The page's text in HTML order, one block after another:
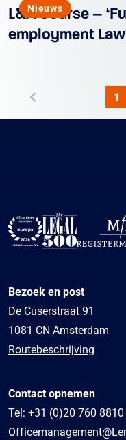
Nieuws
L&A Course –
employment
1
Bezoek en post
De Cuserstraat 91
1081 CN Amsterdam
Routebeschrijving
Contact opnemen
Tel: +31 (0)20 760 8810